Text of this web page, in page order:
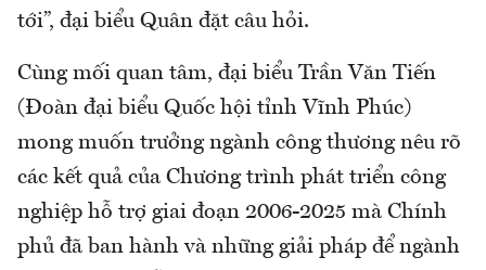
tới”, đại biểu Quân đặt câu hỏi.
Cùng mối quan tâm, đại biểu Trần Văn Tiến
(Đoàn đại biểu Quốc hội tỉnh Vĩnh Phúc)
mong muốn trưởng ngành công thương nêu rõ
các kết quả của Chương trình phát triển công
nghiệp hỗ trợ giai đoạn 2006-2025 mà Chính
phủ đã ban hành và những giải pháp để ngành